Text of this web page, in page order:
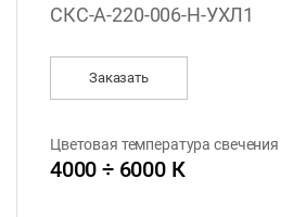
СКС-А-220-006-Н-УХЛ1
Заказать
Цветовая температура свечения
4000 ÷ 6000 К